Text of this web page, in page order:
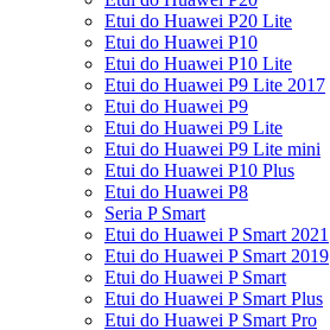
Etui do Huawei P20 Lite
Etui do Huawei P10
Etui do Huawei P10 Lite
Etui do Huawei P9 Lite 2017
Etui do Huawei P9
Etui do Huawei P9 Lite
Etui do Huawei P9 Lite mini
Etui do Huawei P10 Plus
Etui do Huawei P8
Seria P Smart
Etui do Huawei P Smart 2021
Etui do Huawei P Smart 2019
Etui do Huawei P Smart
Etui do Huawei P Smart Plus
Etui do Huawei P Smart Pro